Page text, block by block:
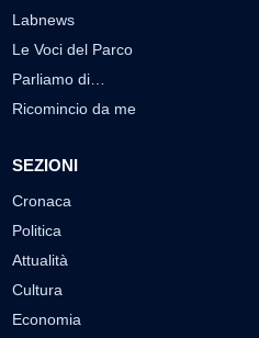
Labnews
Le Voci del Parco
Parliamo di…
Ricomincio da me
SEZIONI
Cronaca
Politica
Attualità
Cultura
Economia